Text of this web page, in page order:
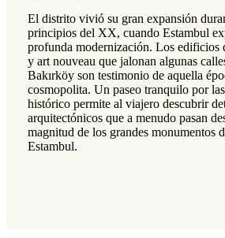
El distrito vivió su gran expansión
principios del XX, cuando Estambul
profunda modernización. Los edificios
y art nouveau que jalonan algunas
Bakırköy son testimonio de aquella
cosmopolita. Un paseo tranquilo por
histórico permite al viajero descubrir
arquitectónicos que a menudo pasan
magnitud de los grandes monumentos
Estambul.